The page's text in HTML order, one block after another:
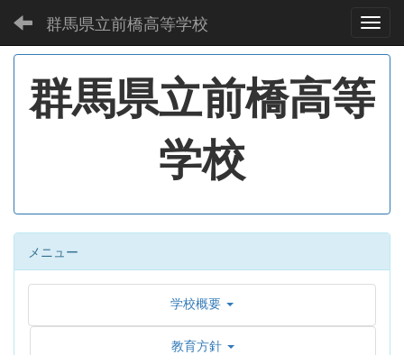
群馬県立前橋高等学校
群馬県立前橋高等
学校
メニュー
学校概要
教育方針